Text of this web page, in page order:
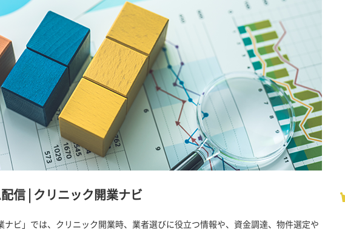
信 クリニック開業ナビ
ナビ」では、クリニック開業時、業者選びに役立つ情報や、資金調達、物件選定や